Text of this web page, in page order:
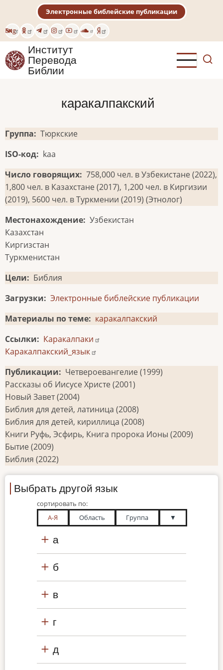
основному
содержанию
Eng
Электронные библейские публикации
Институт
Перевода
Библии
каракалпакский
Группа
Тюркские
ISO-код
kaa
Число говорящих 758,000 чел. в Узбекистане (2022),
1,800 чел. в Казахстане (2017), 1,200 чел. в Киргизии
(2019), 5600 чел. в Туркмении (2019) (Этнолог)
Местонахождение Узбекистан
Казахстан
Киргизстан
Туркменистан
Цели
Библия
Загрузки
Электронные библейские публикации
Материалы по теме
каракалпакский
Ссылки
Каракалпаки
Каракалпакский_язык
Публикации
Четвероевангелие (1999)
Рассказы об Иисусе Христе (2001)
Новый Завет (2004)
Библия для детей, латиница (2008)
Библия для детей, кириллица (2008)
Книги Руфь, Эсфирь, Книга пророка Ионы (2009)
Бытие (2009)
Библия (2022)
Выбрать другой язык
сортировать по:
А-Я
Область Группа ▼
а
б
в
г
д